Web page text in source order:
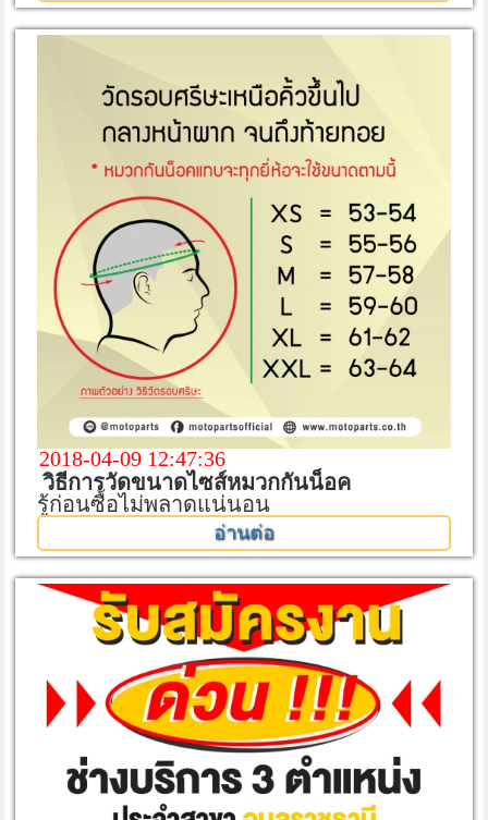
2018-04-09 12:47:36
วิธีการวัดขนาดไซส์หมวกกันน็อค
รู้ก่อนซื้อไม่พลาดแน่นอน
อ่านต่อ